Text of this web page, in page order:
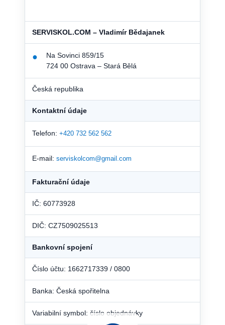
SERVISKOL.COM – Vladimír Bědajanek
●
Na Sovinci 859/15
724 00 Ostrava – Stará Bělá
Česká republika
Kontaktní údaje
Telefon: +420 732 562 562
E-mail: serviskolcom@gmail.com
Fakturační údaje
IČ: 60773928
DIČ: CZ7509025513
Bankovní spojení
Číslo účtu: 1662717339 / 0800
Banka: Česká spořitelna
Variabilní symbol: číslo objednávky